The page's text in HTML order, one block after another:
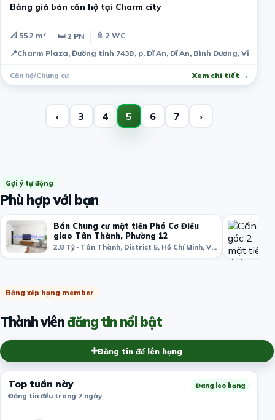
Bảng giá bán căn hộ tại Charm city
📐 55.2 m² 🛏 2 PN
🚿 2 WC
📍Charm Plaza, Đường tỉnh 743B, p. Dĩ An, Dĩ An, Bình Dương, Việt
Căn hộ/Chung cư Xem chi tiết →
‹ 3 4 5 6 7 ›
Gợi ý tự động
Phù hợp với bạn
Bán Chung cư mặt tiền Phó Cơ Điều
giao Tân Thành, Phường 12
2.8 Tỷ · Tân Thành, District 5, Hồ Chí Minh, Việt Nam
Bảng xếp hạng member
Thành viênđăng tin nổi bật
Đăng tin để lên hạng
Top tuần này
Đăng tin đều trong 7 ngày
Đang leo hạng